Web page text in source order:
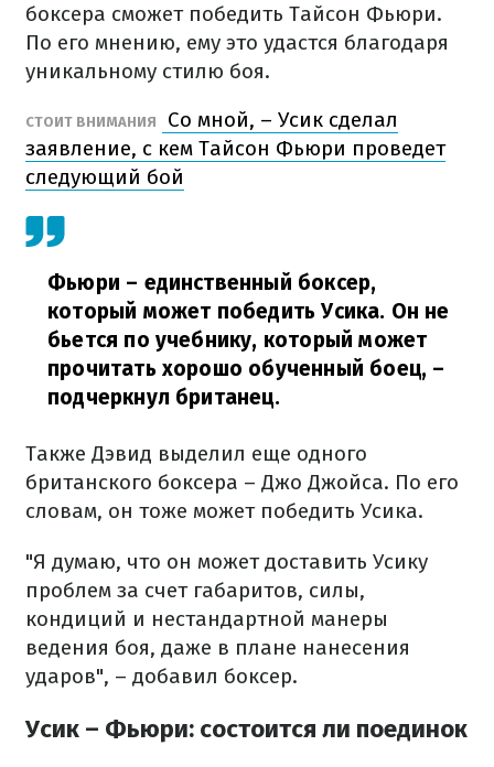
боксера сможет победить Тайсон Фьюри.
По его мнению, ему это удастся благодаря
уникальному стилю боя.
СТОИТ ВНИМАНИЯ
Со мной, – Усик сделал
заявление, с кем Тайсон Фьюри проведет
следующий бой
Фьюри – единственный боксер,
который может победить Усика. Он не
бьется по учебнику, который может
прочитать хорошо обученный боец, –
подчеркнул британец.
Также Дэвид выделил еще одного
британского боксера – Джо Джойса. По его
словам, он тоже может победить Усика.
"Я думаю, что он может доставить Усику
проблем за счет габаритов, силы,
кондиций и нестандартной манеры
ведения боя, даже в плане нанесения
ударов", – добавил боксер.
Усик – Фьюри: состоится ли поединок